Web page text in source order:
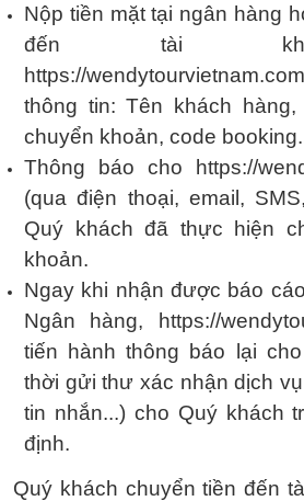
Nộp tiền mặt tại ngân hàng
đến tài
https://wendytourvietnam.com
thông tin: Tên khách
chuyển khoản, code
Thông báo cho https://
(qua điện thoại, email,
Quý khách đã thực hiện
khoản.
Ngay khi nhận được báo
Ngân hàng, https://
tiến hành thông báo lại
thời gửi thư xác nhận dịch
tin nhắn...) cho Quý khách
định.
Quý khách chuyển tiền đến